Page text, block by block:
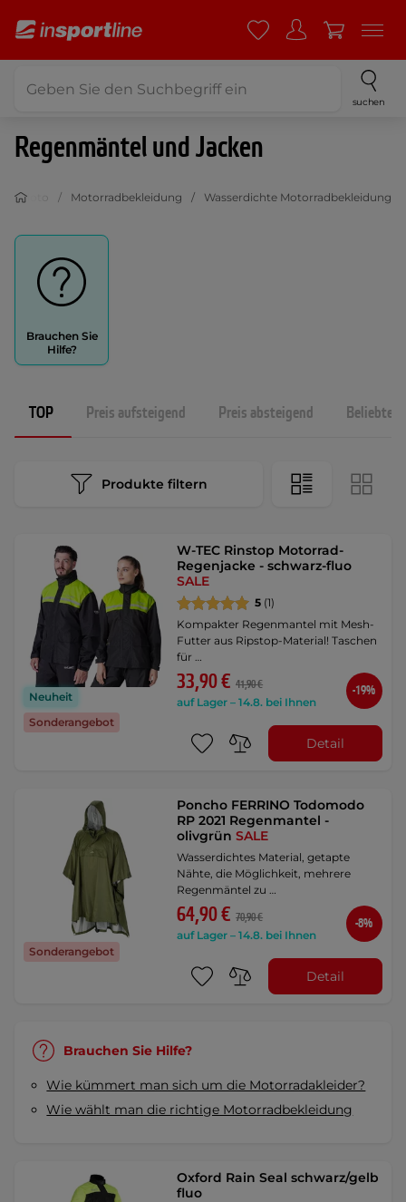
suchen
Regenmäntel und Jacken
Moto Motorradbekleidung Wasserdichte Motorradbekleidung
Brauchen Sie
Hilfe?
TOP Preis aufsteigend Preis absteigend
Produkte filtern
Neuheit
Sonderangebot
W-TEC Rinstop Motorrad-
Regenjacke - schwarz-fluo
SALE
5 (1)
Kompakter Regenmantel mit Mesh-
Futter aus Ripstop-Material! Taschen
für …
33,90 € 41,90 €
auf Lager – 14.8. bei Ihnen
-19%
Detail
Sonderangebot
Poncho FERRINO Todomodo
RP 2021 Regenmantel -
olivgrünSALE
Wasserdichtes Material, getapte
Nähte, die Möglichkeit, mehrere
Regenmäntel zu …
64,90 € 70,90 €
auf Lager – 14.8. bei Ihnen
-8%
Detail
Brauchen Sie Hilfe?
Wie kümmert man sich um die Motorradakleider?
Wie wählt man die richtige Motorradbekleidung
Oxford Rain Seal schwarz/gelb
fluo